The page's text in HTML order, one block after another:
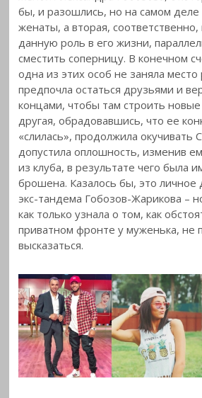
бы, и разошлись, но на самом
женаты, а вторая,
данную роль в его жизни,
сместить соперницу. В конечном
одна из этих особ не заняла
предпочла остаться друзьями и
концами, чтобы там строить
другая, обрадовавшись, что ее
«слилась», продолжила окучивать
допустила оплошность, изменив
из клуба, в результате чего была
брошена. Казалось бы, это личное
экс-тандема Гобозов-Жарикова –
как только узнала о том, как
приватном фронте у муженька, не
высказаться.